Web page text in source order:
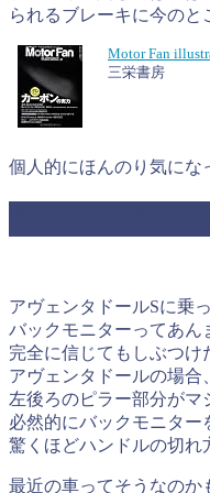
られるブレーキに今のと
Motor Fan
三栄書房
個人的にほんのり気にな
アヴェンタドールSに乗
バックモニターってあん
完全に信じてもしぶつけ
アヴェンタドールの場
左後ろのピラー部分がマ
必然的にバックモニター
驚くほどハンドルの切れ
最近の車ってそうなのか